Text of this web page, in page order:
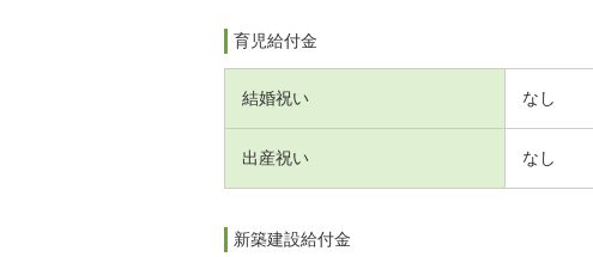
育児給付金
結婚祝い なし
出産祝い なし
新築建設給付金